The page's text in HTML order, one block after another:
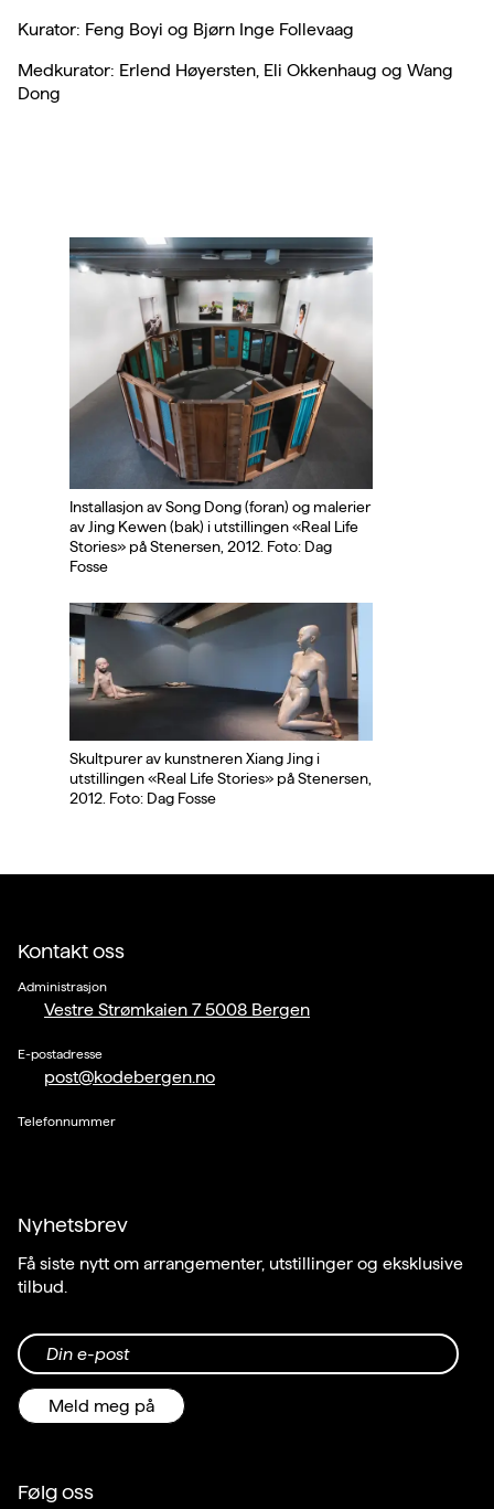
Kurator: Feng Boyi og Bjørn Inge Follevaag
Medkurator: Erlend Høyersten, Eli Okkenhaug og Wang
Dong
Installasjon av Song Dong (foran) og malerier
av Jing Kewen (bak) i utstillingen «Real Life
Stories» på Stenersen, 2012. Foto: Dag
Fosse
Skultpurer av kunstneren Xiang Jing i
utstillingen «Real Life Stories» på Stenersen,
2012. Foto: Dag Fosse
Kontakt oss
Administrasjon
Vestre Strømkaien 7 5008 Bergen
E-postadresse
post@kodebergen.no
Telefonnummer
Nyhetsbrev
Få siste nytt om arrangementer, utstillinger og eksklusive
tilbud.
Din e-post
Meld meg på
Følg oss